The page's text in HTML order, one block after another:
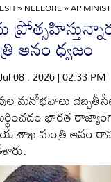
»NELLORE»AP
ఆనం ధ్వజం
08 , 2026 | 02:33 PM
మనోభవాలు దెబ్బతీసేలా
భారత
శాఖ మంత్రి ఆనం